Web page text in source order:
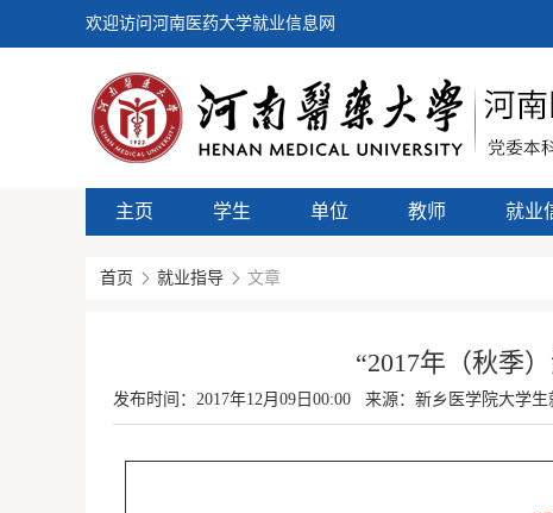
欢迎访问河南医药大学就业信息网
主页 学生 单位 教师 就业
首页 就业指导 文章
“2017年（秋季
发布时间： 2017年12月09日00:00 来源：新乡医学院大学